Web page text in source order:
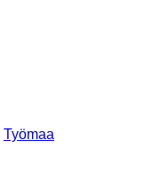
Työmaa